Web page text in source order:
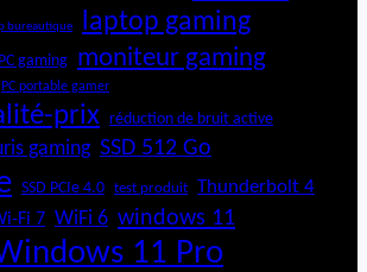
bureautique laptop gaming
gaming moniteur gaming
PC portable gamer
prix réduction de bruit active
gaming SSD 512 Go
SSD PCIe 4.0 test produit Thunderbolt 4
Fi 7 WiFi 6 windows 11
11 Pro